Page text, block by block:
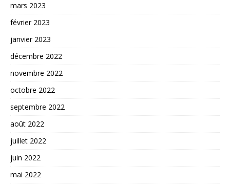
mars 2023
février 2023
janvier 2023
décembre 2022
novembre 2022
octobre 2022
septembre 2022
août 2022
juillet 2022
juin 2022
mai 2022